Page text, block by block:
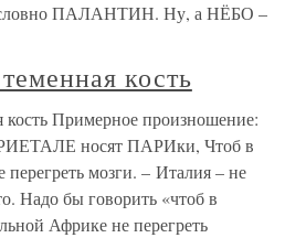
ПАЛАНТИН. Ну, а НЁБО –
кость
кость Примерное произношение:
носят ПАРИки, Чтоб в
мозги. – Италия – не
Надо бы говорить «чтоб в
Африке не перегреть